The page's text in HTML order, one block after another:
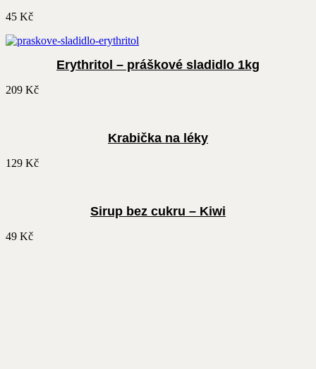
45 Kč
Erythritol – práškové sladidlo 1kg
209 Kč
Krabička na léky
129 Kč
Sirup bez cukru – Kiwi
49 Kč